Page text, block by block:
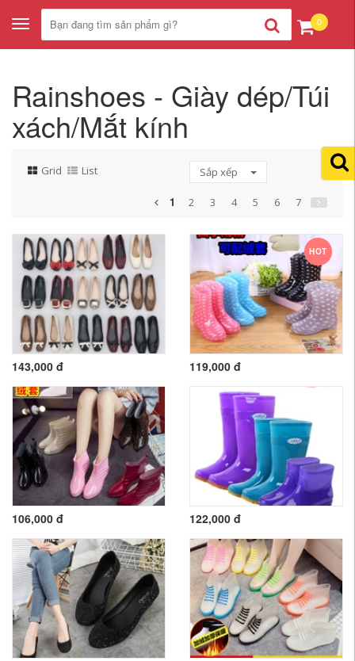
Toggle
navigation
0
Rainshoes - Giày dép/Túi
xách/Mắt kính
Grid List Sắp xếp
1 2 3 4 5 6 7
143,000 đ
HOT
119,000 đ
106,000 đ 122,000 đ